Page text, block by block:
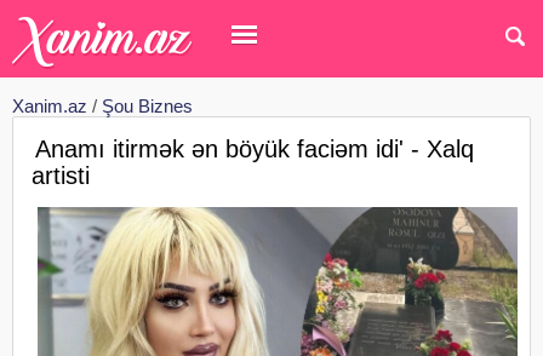
Xanim.az / Şou Biznes
Anamı itirmək ən böyük faciəm idi' - Xalq
artisti